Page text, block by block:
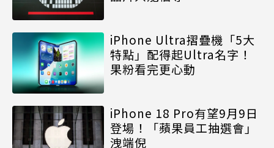
iPhone Ultra摺疊機「5大
特點」配得起Ultra名字！
果粉看完更心動
iPhone 18 Pro有望9月9日
登場！「蘋果員工抽選會」
洩端倪